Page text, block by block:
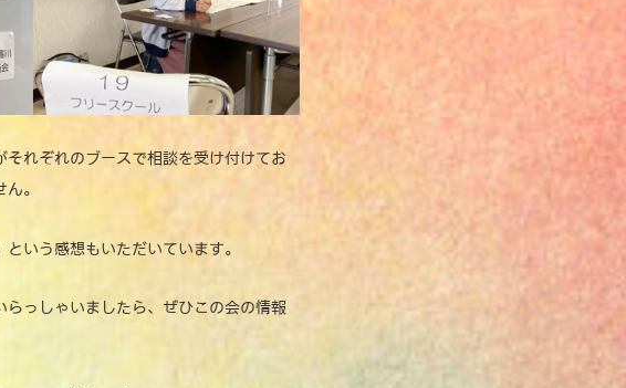
れぞれのブースで相談を受け付けてお
。
いう感想もいただいています。
っしゃいましたら、ぜひこの会の情報